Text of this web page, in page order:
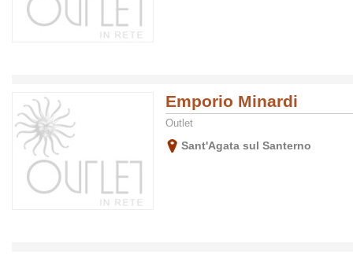
Emporio Minardi
Outlet
Sant'Agata sul Santerno